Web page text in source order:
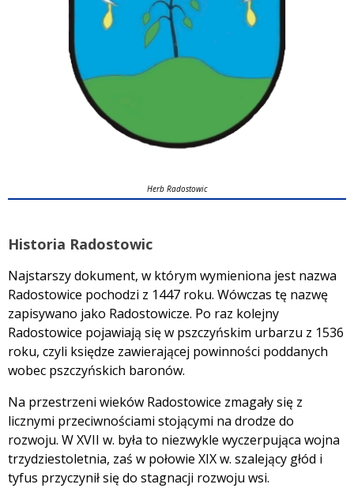
Herb Radostowic
Historia Radostowic
Najstarszy dokument, w którym wymieniona jest nazwa
Radostowice pochodzi z 1447 roku. Wówczas tę nazwę
zapisywano jako Radostowicze. Po raz kolejny
Radostowice pojawiają się w pszczyńskim urbarzu z 1536
roku, czyli księdze zawierającej powinności poddanych
wobec pszczyńskich baronów.
Na przestrzeni wieków Radostowice zmagały się z
licznymi przeciwnościami stojącymi na drodze do
rozwoju. W XVII w. była to niezwykle wyczerpująca wojna
trzydziestoletnia, zaś w połowie XIX w. szalejący głód i
tyfus przyczynił się do stagnacji rozwoju wsi.